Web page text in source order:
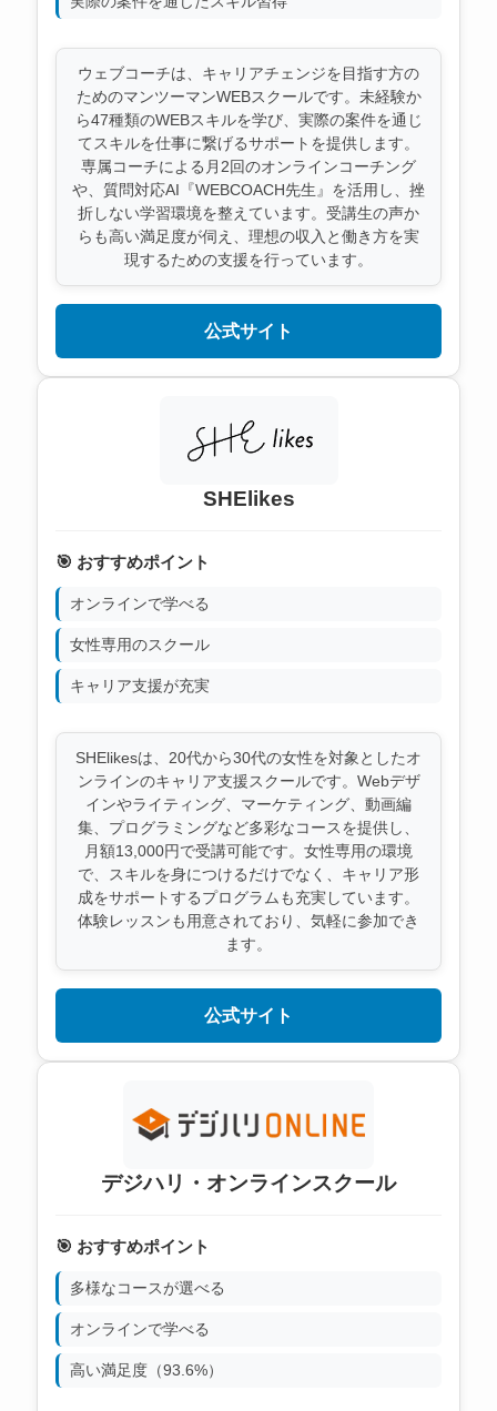
ウェブコーチは、キャリアチェンジを目指す方の
ためのマンツーマンWEBスクールです。未経験か
ら47種類のWEBスキルを学び、実際の案件を通じ
てスキルを仕事に繋げるサポートを提供します。
専属コーチによる月2回のオンラインコーチング
や、質問対応AI『WEBCOACH先生』を活用し、挫
折しない学習環境を整えています。受講生の声か
らも高い満足度が伺え、理想の収入と働き方を実
現するための支援を行っています。
公式サイト
SHElikes
🎯 おすすめポイント
オンラインで学べる
女性専用のスクール
キャリア支援が充実
SHElikesは、20代から30代の女性を対象としたオ
ンラインのキャリア支援スクールです。Webデザ
インやライティング、マーケティング、動画編
集、プログラミングなど多彩なコースを提供し、
月額13,000円で受講可能です。女性専用の環境
で、スキルを身につけるだけでなく、キャリア形
成をサポートするプログラムも充実しています。
体験レッスンも用意されており、気軽に参加でき
ます。
公式サイト
デジハリ・オンラインスクール
🎯 おすすめポイント
多様なコースが選べる
オンラインで学べる
高い満足度（93.6%）